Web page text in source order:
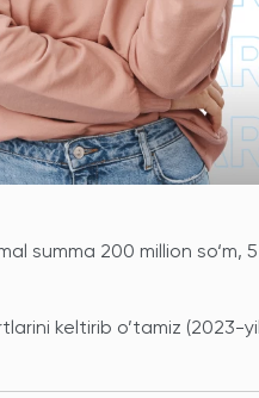
summa 200 million so‘m, 5
keltirib o’tamiz (2023-